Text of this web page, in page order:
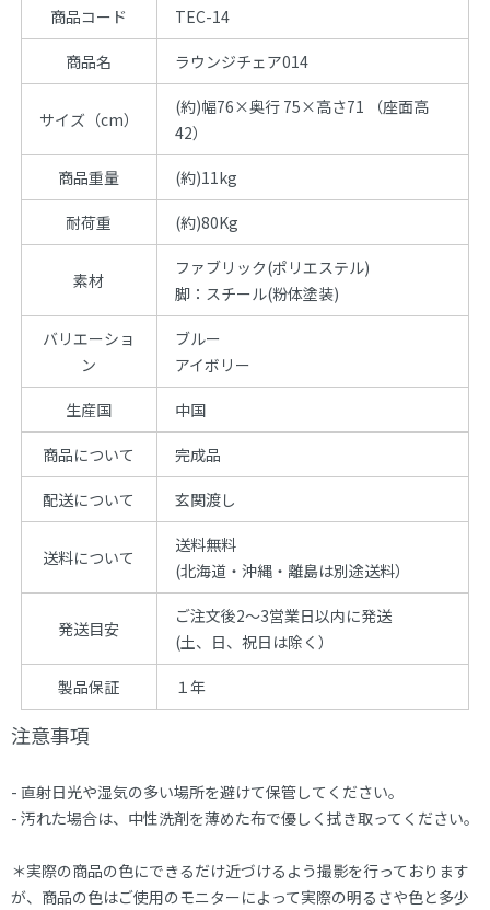
商品コード TEC-14
商品名 ラウンジチェア014
サイズ（cm）
(約)幅76×奥行 75×高さ71 （座面高
42）
商品重量 (約)11kg
耐荷重 (約)80Kg
素材
ファブリック(ポリエステル)
脚：スチール(粉体塗装)
バリエーショ
ン
ブルー
アイボリー
生産国 中国
商品について 完成品
配送について 玄関渡し
送料について
送料無料
(北海道・沖縄・離島は別途送料）
発送目安
ご注文後2～3営業日以内に発送
(土、日、祝日は除く）
製品保証 １年
注意事項
- 直射日光や湿気の多い場所を避けて保管してください。
- 汚れた場合は、中性洗剤を薄めた布で優しく拭き取ってください。
＊実際の商品の色にできるだけ近づけるよう撮影を行っております
が、商品の色はご使用のモニターによって実際の明るさや色と多少